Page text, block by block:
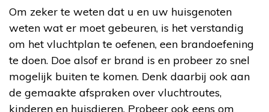
Om zeker te weten dat u en uw huisgenoten
weten wat er moet gebeuren, is het verstandig
om het vluchtplan te oefenen, een brandoefening
te doen. Doe alsof er brand is en probeer zo snel
mogelijk buiten te komen. Denk daarbij ook aan
de gemaakte afspraken over vluchtroutes,
kinderen en huisdieren. Probeer ook eens om